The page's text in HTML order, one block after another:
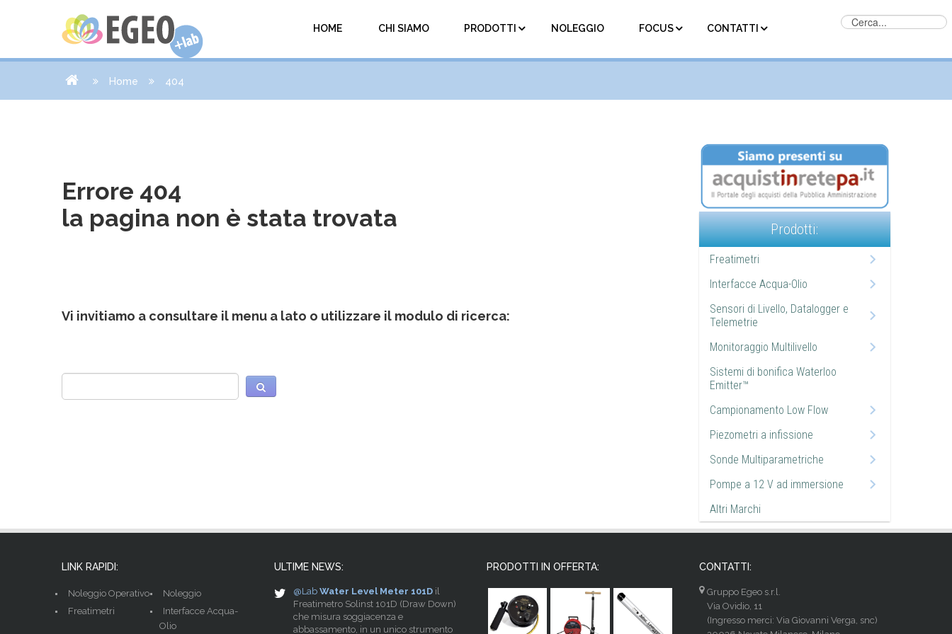
HOME CHI SIAMO PRODOTTI NOLEGGIO FOCUS CONTATTI
Home 404
Errore 404
la pagina non è stata trovata
Vi invitiamo a consultare il menu a lato o utilizzare il modulo di ricerca:
Prodotti:
Freatimetri
Interfacce Acqua-Olio
Sensori di Livello, Datalogger e
Telemetrie
Monitoraggio Multilivello
Sistemi di bonifica Waterloo
Emitter™
Campionamento Low Flow
Piezometri a infissione
Sonde Multiparametriche
Pompe a 12 V ad immersione
Altri Marchi
LINK RAPIDI:
Noleggio Operativo
Noleggio
Freatimetri
Interfacce Acqua-
Olio
ULTIME NEWS:
@Lab Water Level Meter 101D il
Freatimetro Solinst 101D (Draw Down)
che misura soggiacenza e
abbassamento, in un unico strumento
PRODOTTI IN OFFERTA: CONTATTI:
Gruppo Egeo s.r.l.
Via Ovidio, 11
(Ingresso merci: Via Giovanni Verga, snc)